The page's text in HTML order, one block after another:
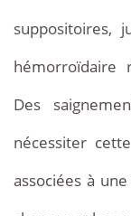
suppositoires,
hémorroïdaire
Des
nécessiter
associées à